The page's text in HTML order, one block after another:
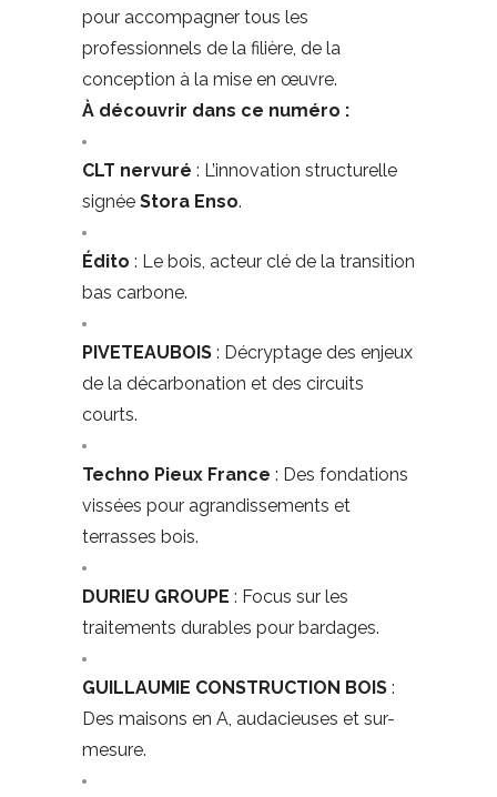
pour accompagner tous les
professionnels de la filière, de la
conception à la mise en œuvre.
À découvrir dans ce numéro :
CLT nervuré : L’innovation structurelle
signée Stora Enso.
Édito : Le bois, acteur clé de la transition
bas carbone.
PIVETEAUBOIS : Décryptage des enjeux
de la décarbonation et des circuits
courts.
Techno Pieux France : Des fondations
vissées pour agrandissements et
terrasses bois.
DURIEU GROUPE : Focus sur les
traitements durables pour bardages.
GUILLAUMIE CONSTRUCTION BOIS :
Des maisons en A, audacieuses et sur-
mesure.